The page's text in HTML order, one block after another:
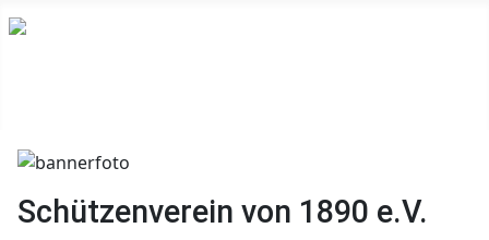
Schützenverein von 1890 e.V.